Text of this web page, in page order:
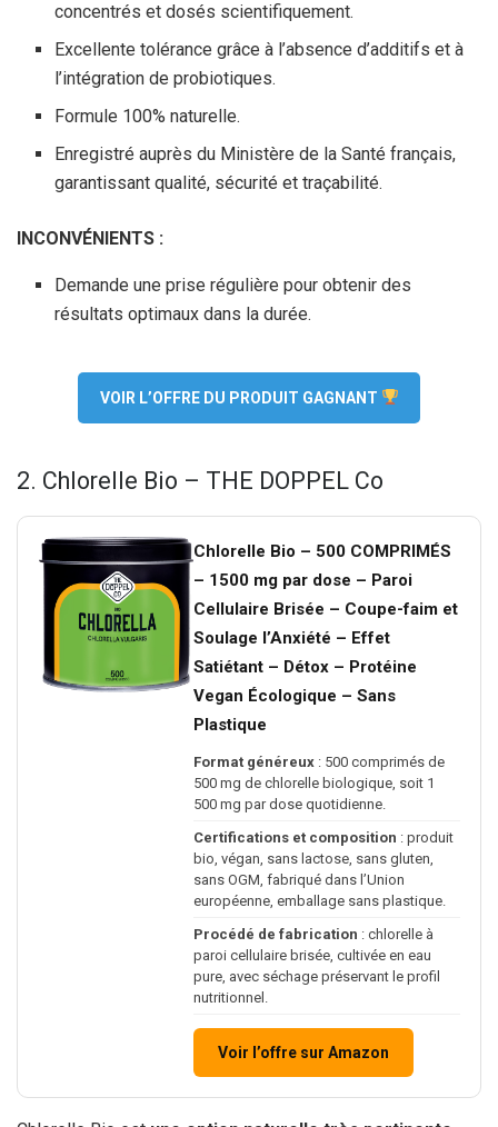
concentrés et dosés scientifiquement.
Excellente tolérance grâce à l’absence d’additifs et à
l’intégration de probiotiques.
Formule 100% naturelle.
Enregistré auprès du Ministère de la Santé français,
garantissant qualité, sécurité et traçabilité.
INCONVÉNIENTS :
Demande une prise régulière pour obtenir des
résultats optimaux dans la durée.
VOIR L’OFFRE DU PRODUIT GAGNANT
2. Chlorelle Bio – THE DOPPEL Co
Chlorelle Bio – 500 COMPRIMÉS
– 1500 mg par dose – Paroi
Cellulaire Brisée – Coupe-faim et
Soulage l’Anxiété – Effet
Satiétant – Détox – Protéine
Vegan Écologique – Sans
Plastique
Format généreux : 500 comprimés de
500 mg de chlorelle biologique, soit 1
500 mg par dose quotidienne.
Certifications et composition : produit
bio, végan, sans lactose, sans gluten,
sans OGM, fabriqué dans l’Union
européenne, emballage sans plastique.
Procédé de fabrication : chlorelle à
paroi cellulaire brisée, cultivée en eau
pure, avec séchage préservant le profil
nutritionnel.
Voir l’offre sur Amazon